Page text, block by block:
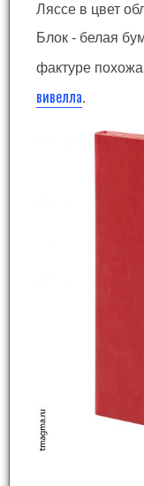
Ляссе в цвет
Блок - белая
фактуре
вивелла.